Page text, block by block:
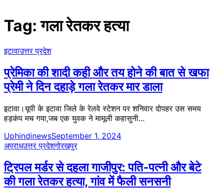
Tag:गला रेतकर हत्या
इटावाउत्तर प्रदेश
प्रेमिका की शादी कही और तय होने की बात से खफा
प्रेमी ने दिन दहाड़े गला रेतकर मार डाला
इटावा।यूपी के इटावा जिले के रेलवे स्टेशन पर शनिवार दोपहर उस समय
हड़कंप मच गया,जब एक युवक ने मामूली कहासुनी…
UphindinewsSeptember 1, 2024
अपराधउत्तर प्रदेशगोरखपुर
ट्रिपल मर्डर से दहला गाजीपुर: पति-पत्नी और बेटे
की गला रेतकर हत्या, गांव में फैली सनसनी